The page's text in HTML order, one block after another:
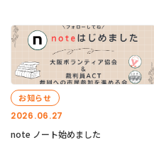
2026.06.27
お知らせ
note ノート始めました